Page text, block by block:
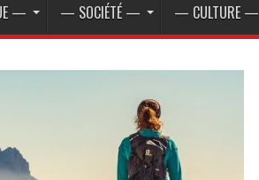
— — SOCIÉTÉ — — CULTURE —